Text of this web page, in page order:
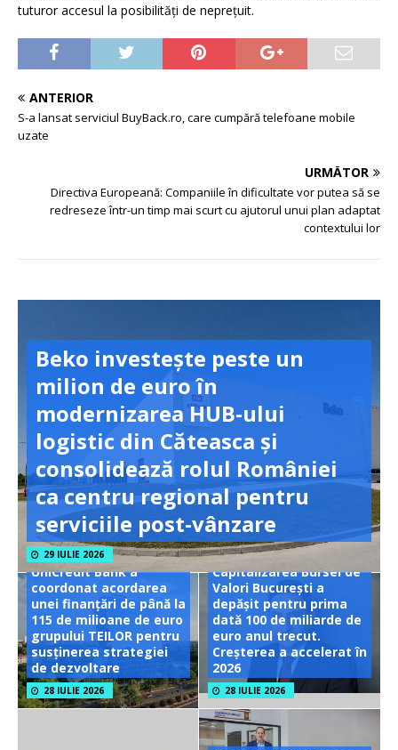
tuturor accesul la posibilități de neprețuit.
ANTERIOR
S-a lansat serviciul BuyBack.ro, care cumpără telefoane mobile
uzate
URMĂTOR
Directiva Europeană: Companiile în dificultate vor putea să se
redreseze într-un timp mai scurt cu ajutorul unui plan adaptat
contextului lor
Beko investește peste un
milion de euro în
modernizarea HUB-ului
logistic din Căteasca și
consolidează rolul României
ca centru regional pentru
serviciile post-vânzare
29 IULIE 2026
UniCredit Bank a
coordonat acordarea
unei finanțări de până la
115 de milioane de euro
grupului TEILOR pentru
susținerea strategiei
de dezvoltare
28 IULIE 2026
Capitalizarea Bursei de
Valori București a
depășit pentru prima
dată 100 de miliarde de
euro anul trecut.
Creșterea a accelerat în
2026
28 IULIE 2026